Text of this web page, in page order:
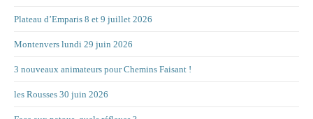
Plateau d’Emparis 8 et 9 juillet 2026
Montenvers lundi 29 juin 2026
3 nouveaux animateurs pour Chemins Faisant !
les Rousses 30 juin 2026